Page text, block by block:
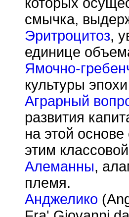
смычка,
Эритроцитоз,
единице
Ямочно-
культуры
Аграрный
развития
на этой
этим
Алеманны,
племя.
Анджелико